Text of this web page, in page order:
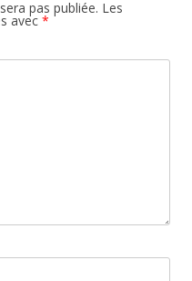
pas publiée. Les
avec *